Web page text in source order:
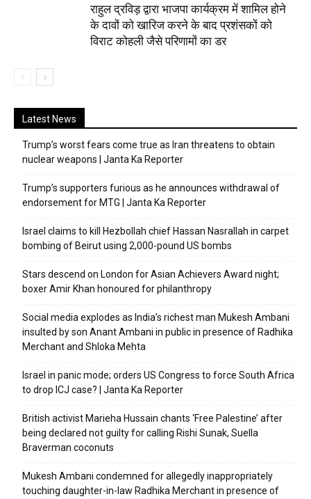
राहुल द्रविड़ द्वारा भाजपा कार्यक्रम में शामिल होने
के दावों को खारिज करने के बाद प्रशंसकों को
विराट कोहली जैसे परिणामों का डर
Latest News
Trump’s worst fears come true as Iran threatens to obtain
nuclear weapons | Janta Ka Reporter
Trump’s supporters furious as he announces withdrawal of
endorsement for MTG | Janta Ka Reporter
Israel claims to kill Hezbollah chief Hassan Nasrallah in carpet
bombing of Beirut using 2,000-pound US bombs
Stars descend on London for Asian Achievers Award night;
boxer Amir Khan honoured for philanthropy
Social media explodes as India’s richest man Mukesh Ambani
insulted by son Anant Ambani in public in presence of Radhika
Merchant and Shloka Mehta
Israel in panic mode; orders US Congress to force South Africa
to drop ICJ case? | Janta Ka Reporter
British activist Marieha Hussain chants ‘Free Palestine’ after
being declared not guilty for calling Rishi Sunak, Suella
Braverman coconuts
Mukesh Ambani condemned for allegedly inappropriately
touching daughter-in-law Radhika Merchant in presence of